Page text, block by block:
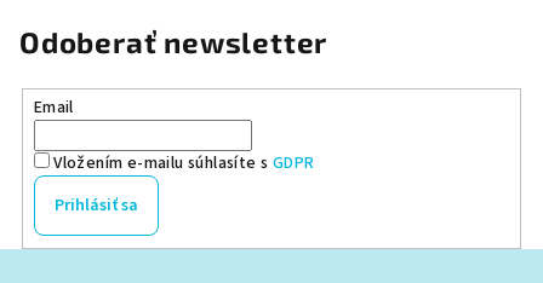
Odoberať newsletter
Email
Vložením e-mailu súhlasíte s GDPR
Prihlásiť sa